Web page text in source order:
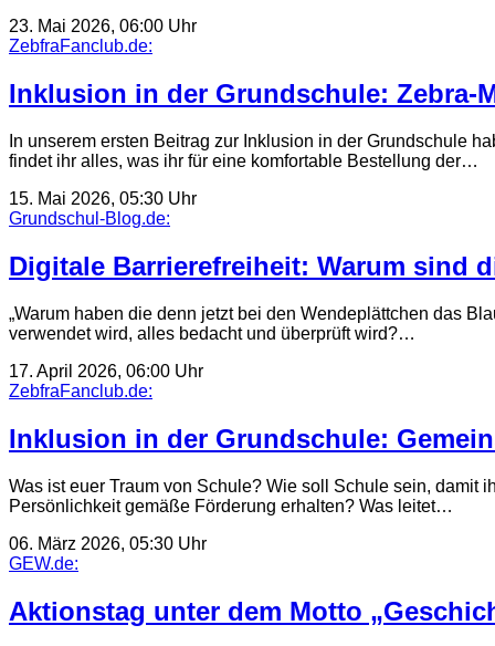
23. Mai 2026, 06:00 Uhr
ZebfraFanclub.de:
Inklusion in der Grundschule: Zebra-
In unserem ersten Beitrag zur Inklusion in der Grundschule
findet ihr alles, was ihr für eine komfortable Bestellung der…
15. Mai 2026, 05:30 Uhr
Grundschul-Blog.de:
Digitale Barrierefreiheit: Warum sind
„Warum haben die denn jetzt bei den Wendeplättchen das
verwendet wird, alles bedacht und überprüft wird?…
17. April 2026, 06:00 Uhr
ZebfraFanclub.de:
Inklusion in der Grundschule:
Was ist euer Traum von Schule? Wie soll Schule sein, damit
Persönlichkeit gemäße Förderung erhalten? Was leitet…
06. März 2026, 05:30 Uhr
GEW.de:
Aktionstag unter dem Motto